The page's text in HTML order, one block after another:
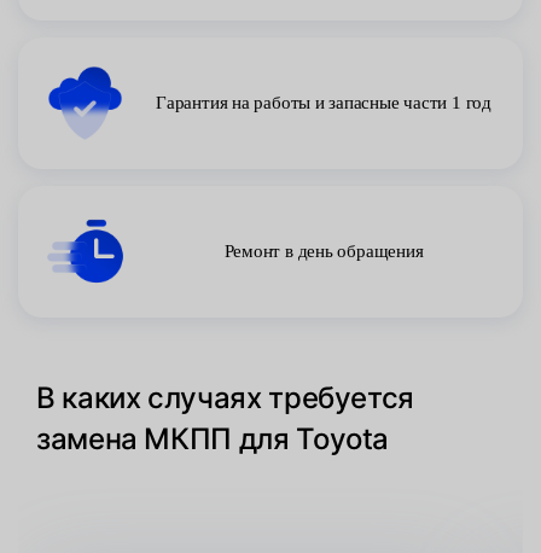
Гарантия на работы и запасные части 1 год
Ремонт в день обращения
В каких случаях требуется
замена МКПП для Toyota